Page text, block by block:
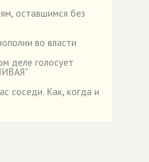
оставшимся без
во власти
деле голосует
соседи. Как, когда и